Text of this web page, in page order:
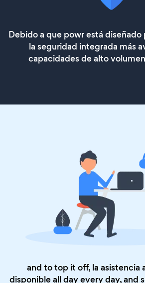
Debido a que powr está diseñado
la seguridad integrada más
capacidades de alto
and to top it off, la asistencia
disponible all day every day, and